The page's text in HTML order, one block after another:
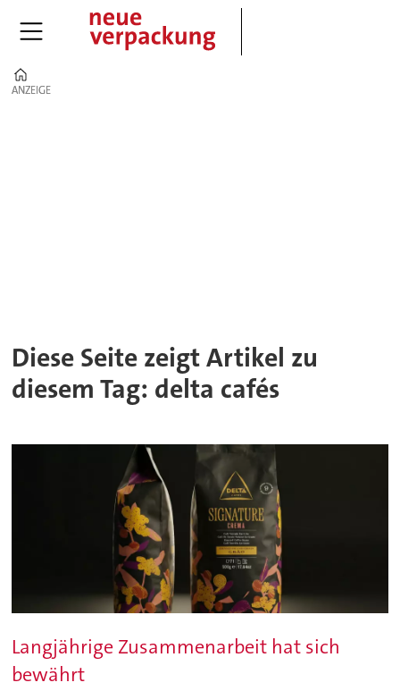
ANZEIGE
ANZEIGE
Diese Seite zeigt Artikel zu
diesem Tag: delta cafés
Langjährige Zusammenarbeit hat sich
bewährt